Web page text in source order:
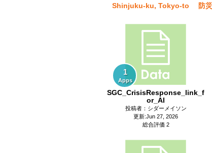
Shinjuku-ku, Tokyo-to
防災
1
Apps
SGC_CrisisResponse_link_f
or_AI
投稿者：シダーメイソン
更新:Jun 27, 2026
総合評価 2